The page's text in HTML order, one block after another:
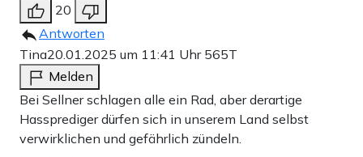
20
Antworten
Tina20.01.2025 um 11:41 Uhr 565T
Melden
Bei Sellner schlagen alle ein Rad, aber derartige
Hassprediger dürfen sich in unserem Land selbst
verwirklichen und gefährlich zündeln.